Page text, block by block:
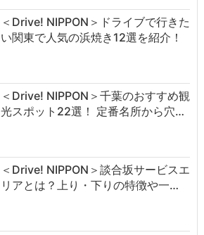
＜Drive! NIPPON＞ドライブで行きた
い関東で人気の浜焼き12選を紹介！
＜Drive! NIPPON＞千葉のおすすめ観
光スポット22選！ 定番名所から穴…
＜Drive! NIPPON＞談合坂サービスエ
リアとは？上り・下りの特徴や一…